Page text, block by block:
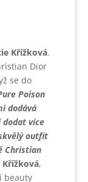
Křížková.
Dior
se do
Poison
dodává
dodat více
outfit
Christian
Křížková,
beauty